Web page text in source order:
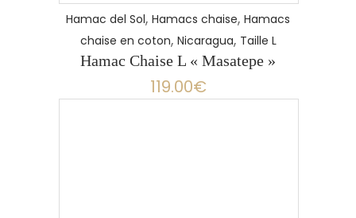
Hamac del Sol, Hamacs chaise, Hamacs
chaise en coton, Nicaragua, Taille L
Hamac Chaise L « Masatepe »
119.00€